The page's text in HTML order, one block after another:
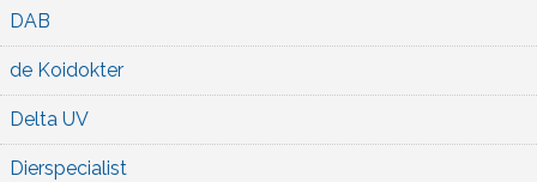
DAB
de Koidokter
Delta UV
Dierspecialist